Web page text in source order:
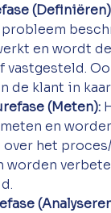
en wordt
vastgesteld.
de klant in
(Meten):
en
over het
worden